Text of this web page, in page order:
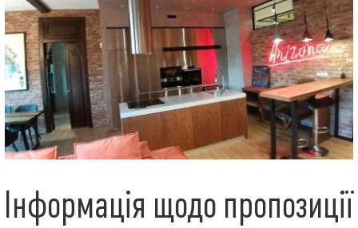
Інформація щодо пропозиції